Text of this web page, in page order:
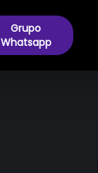
Grupo
Whatsapp